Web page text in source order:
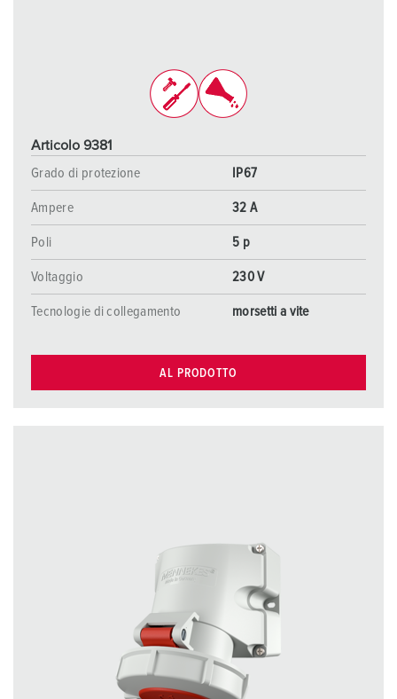
Articolo 9381
Grado di protezione
IP67
Ampere 32 A
Poli 5 p
Voltaggio 230 V
Tecnologie di collegamento morsetti a vite
AL PRODOTTO